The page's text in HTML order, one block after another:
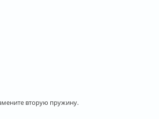
вторую пружину.